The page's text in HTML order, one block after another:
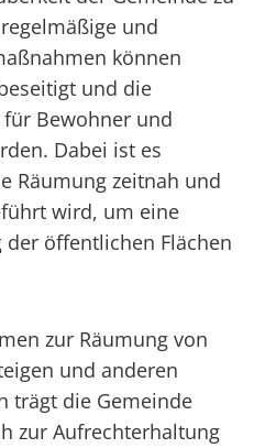
und
können
und die
Bewohner und
Dabei ist es
Räumung zeitnah und
wird, um eine
öffentlichen Flächen
zur Räumung von
und anderen
trägt die Gemeinde
zur Aufrechterhaltung